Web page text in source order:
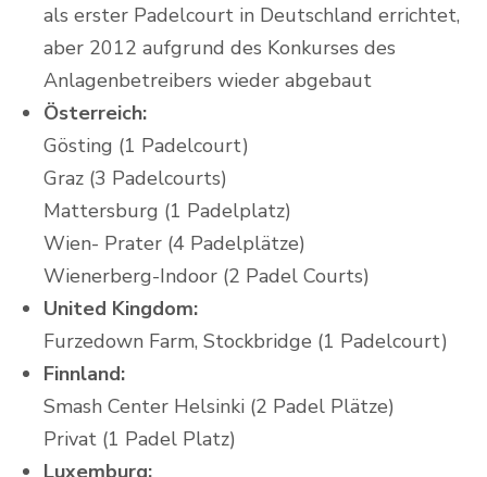
als erster Padelcourt in Deutschland errichtet,
aber 2012 aufgrund des Konkurses des
Anlagenbetreibers wieder abgebaut
Österreich:
Gösting (1 Padelcourt)
Graz (3 Padelcourts)
Mattersburg (1 Padelplatz)
Wien- Prater (4 Padelplätze)
Wienerberg-Indoor (2 Padel Courts)
United Kingdom:
Furzedown Farm, Stockbridge (1 Padelcourt)
Finnland:
Smash Center Helsinki (2 Padel Plätze)
Privat (1 Padel Platz)
Luxemburg: